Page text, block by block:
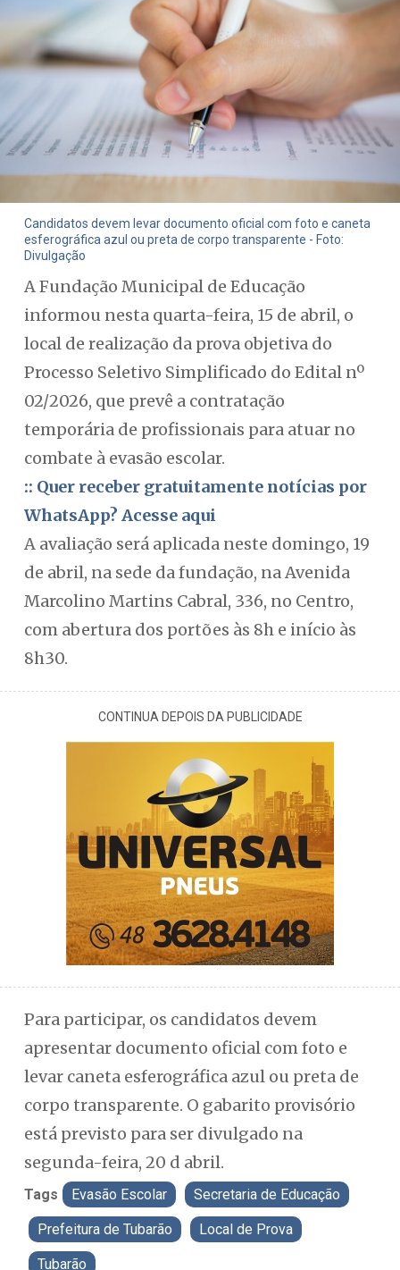
Candidatos devem levar documento oficial com foto e caneta
esferográfica azul ou preta de corpo transparente - Foto:
Divulgação
A Fundação Municipal de Educação
informou nesta quarta-feira, 15 de abril, o
local de realização da prova objetiva do
Processo Seletivo Simplificado do Edital nº
02/2026, que prevê a contratação
temporária de profissionais para atuar no
combate à evasão escolar.
:: Quer receber gratuitamente notícias por
WhatsApp? Acesse aqui
A avaliação será aplicada neste domingo, 19
de abril, na sede da fundação, na Avenida
Marcolino Martins Cabral, 336, no Centro,
com abertura dos portões às 8h e início às
8h30.
CONTINUA DEPOIS DA PUBLICIDADE
Para participar, os candidatos devem
apresentar documento oficial com foto e
levar caneta esferográfica azul ou preta de
corpo transparente. O gabarito provisório
está previsto para ser divulgado na
segunda-feira, 20 d abril.
Tags Evasão Escolar Secretaria de Educação
Prefeitura de Tubarão Local de Prova
Tubarão